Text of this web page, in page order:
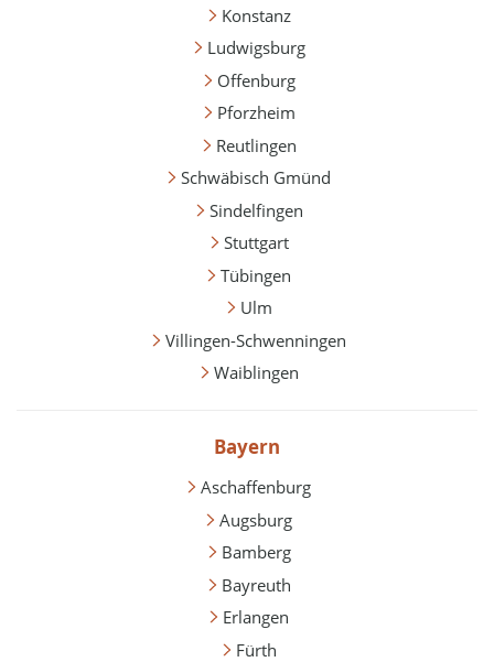
Konstanz
Ludwigsburg
Offenburg
Pforzheim
Reutlingen
Schwäbisch Gmünd
Sindelfingen
Stuttgart
Tübingen
Ulm
Villingen-Schwenningen
Waiblingen
Bayern
Aschaffenburg
Augsburg
Bamberg
Bayreuth
Erlangen
Fürth